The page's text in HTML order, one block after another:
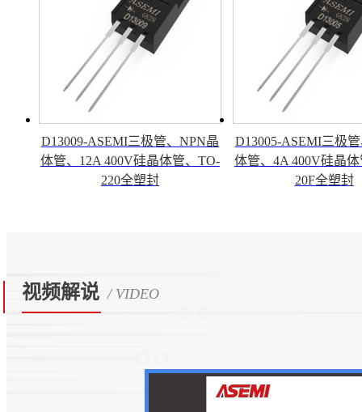
D13009-ASEMI三极管、NPN晶
体管、12A 400V硅晶体管、TO-
220全塑封
D13005-ASEMI三极
体管、4A 400V硅晶
20F全塑封
视频解说 / VIDEO